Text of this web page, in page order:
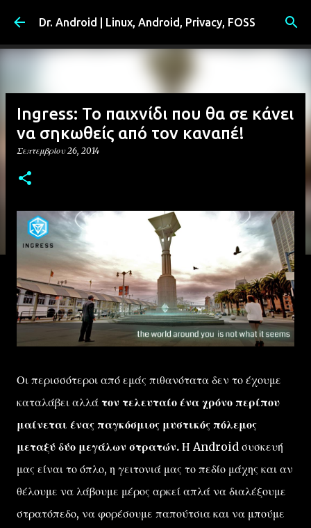
Μετάβαση στο κύριο περιεχόμενο
Dr. Android | Linux, Android, Privacy, FOSS
Ingress: Το παιχνίδι που θα σε κάνει
να σηκωθείς από τον καναπέ!
Σεπτεμβρίου 26, 2014
Οι περισσότεροι από εμάς πιθανότατα δεν το έχουμε
καταλάβει αλλά τον τελευταίο ένα χρόνο περίπου
μαίνεται ένας παγκόσμιος μυστικός πόλεμος
μεταξύ δύο μεγάλων στρατών. Η Android συσκευή
μας είναι το όπλο, η γειτονιά μας το πεδίο μάχης και αν
θέλουμε να λάβουμε μέρος αρκεί απλά να διαλέξουμε
στρατόπεδο, να φορέσουμε παπούτσια και να μπούμε